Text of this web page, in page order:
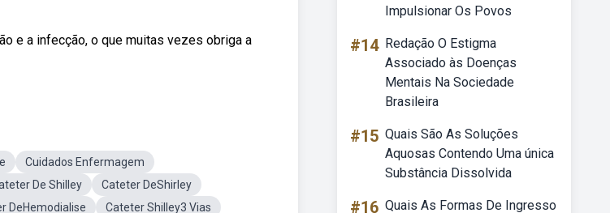
e a infecção, o que muitas vezes obriga a
Cuidados Enfermagem
De Shilley
Cateter DeShirley
DeHemodialise
Cateter Shilley3 Vias
Impulsionar Os Povos
#14 Redação O Estigma
Associado às Doenças
Mentais Na Sociedade
Brasileira
#15 Quais São As Soluções
Aquosas Contendo Uma única
Substância Dissolvida
#16 Quais As Formas De Ingresso